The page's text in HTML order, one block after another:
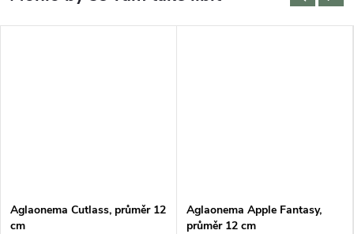
Aglaonema Cutlass, průměr 12
cm
Aglaonema Apple Fantasy,
průměr 12 cm